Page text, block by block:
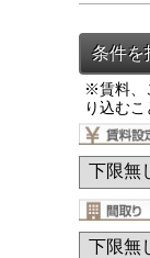
※賃料、
り込むこ